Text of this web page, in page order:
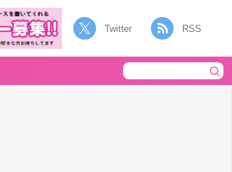
Twitter RSS